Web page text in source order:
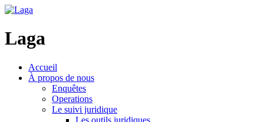
Laga
Accueil
À propos de nous
Enquêtes
Operations
Le suivi juridique
Les outils juridiques